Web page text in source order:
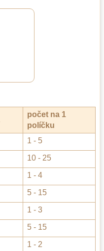
počet na 1
políčku
1 - 5
10 - 25
1 - 4
5 - 15
1 - 3
5 - 15
1 - 2